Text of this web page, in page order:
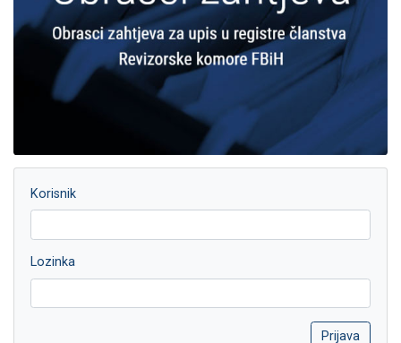
Korisnik
Lozinka